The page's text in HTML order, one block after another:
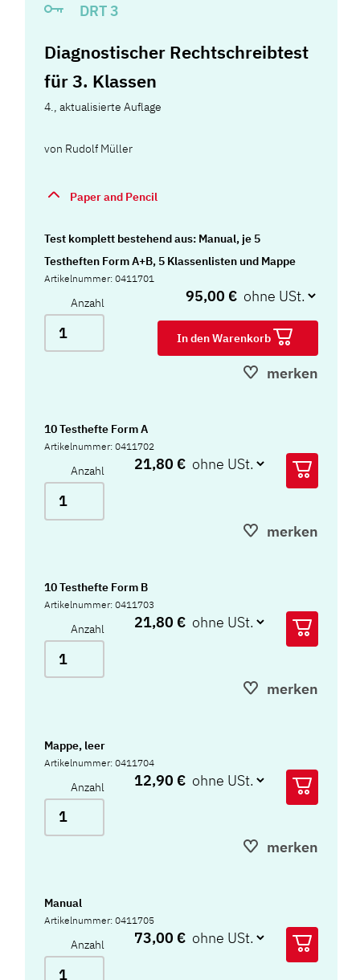
DRT 3
Diagnostischer Rechtschreibtest
für 3. Klassen
4., aktualisierte Auflage
von Rudolf Müller
Paper and Pencil
Test komplett bestehend aus: Manual, je 5
Testheften Form A+B, 5 Klassenlisten und Mappe
Artikelnummer: 0411701
Anzahl 95,00 €
In den Warenkorb
merken
10 Testhefte Form A
Artikelnummer: 0411702
Anzahl 21,80 €
merken
10 Testhefte Form B
Artikelnummer: 0411703
Anzahl 21,80 €
merken
Mappe, leer
Artikelnummer: 0411704
Anzahl 12,90 €
merken
Manual
Artikelnummer: 0411705
Anzahl 73,00 €